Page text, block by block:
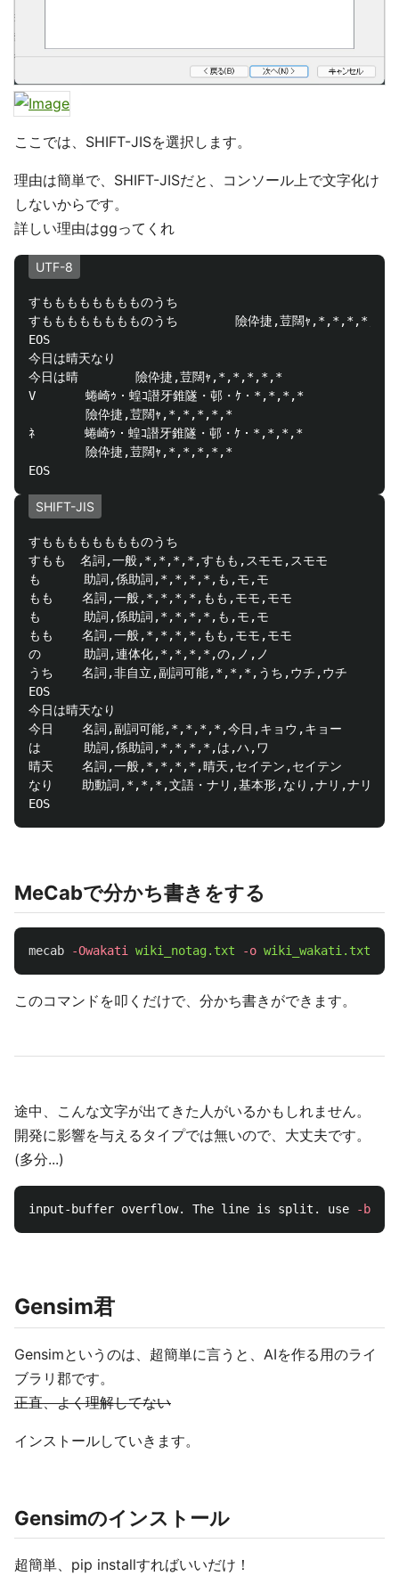
ここでは、SHIFT-JISを選択します。
理由は簡単で、SHIFT-JISだと、コンソール上で文字化け
しないからです。
詳しい理由はggってくれ
UTF-8
すもももももももものうち
すもももももももものうち        險伜捷,荳闊ｬ,*,*,*,*,*
EOS
今日は晴天なり
今日は晴        險伜捷,荳闊ｬ,*,*,*,*,*
V       蜷崎ｩ・蝗ｺ譛牙錐隧・邨・ｹ・*,*,*,*
        險伜捷,荳闊ｬ,*,*,*,*,*
ﾈ       蜷崎ｩ・蝗ｺ譛牙錐隧・邨・ｹ・*,*,*,*
        險伜捷,荳闊ｬ,*,*,*,*,*
SHIFT-JIS
すもももももももものうち
すもも  名詞,一般,*,*,*,*,すもも,スモモ,スモモ
も      助詞,係助詞,*,*,*,*,も,モ,モ
もも    名詞,一般,*,*,*,*,もも,モモ,モモ
も      助詞,係助詞,*,*,*,*,も,モ,モ
もも    名詞,一般,*,*,*,*,もも,モモ,モモ
の      助詞,連体化,*,*,*,*,の,ノ,ノ
うち    名詞,非自立,副詞可能,*,*,*,うち,ウチ,ウチ
EOS
今日は晴天なり
今日    名詞,副詞可能,*,*,*,*,今日,キョウ,キョー
は      助詞,係助詞,*,*,*,*,は,ハ,ワ
晴天    名詞,一般,*,*,*,*,晴天,セイテン,セイテン
なり    助動詞,*,*,*,文語・ナリ,基本形,なり,ナリ,ナリ
MeCabで分かち書きをする
mecab -Owakati wiki_notag.txt -o wiki_wakati.txt
このコマンドを叩くだけで、分かち書きができます。
途中、こんな文字が出てきた人がいるかもしれません。
開発に影響を与えるタイプでは無いので、大丈夫です。
(多分...)
input-buffer overflow. The line is split. use -b
Gensim君
Gensimというのは、超簡単に言うと、AIを作る用のライ
ブラリ郡です。
正直、よく理解してない
インストールしていきます。
Gensimのインストール
超簡単、pip installすればいいだけ！